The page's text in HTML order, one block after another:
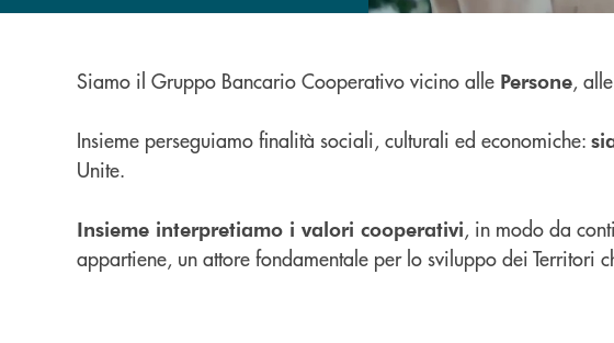
Siamo il Gruppo Bancario Cooperativo vicino alle Persone, alle
Insieme perseguiamo finalità sociali, culturali ed economiche:
Unite.
Insieme interpretiamo i valori cooperativi, in modo da
appartiene, un attore fondamentale per lo sviluppo dei Territori